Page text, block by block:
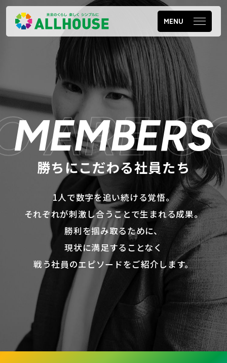
MENU
MEMBERS
勝ちにこだわる社員たち
1人で数字を追い続ける覚悟。
それぞれが刺激し合うことで生まれる成果。
勝利を掴み取るために、
現状に満足することなく
戦う社員のエピソードをご紹介します。